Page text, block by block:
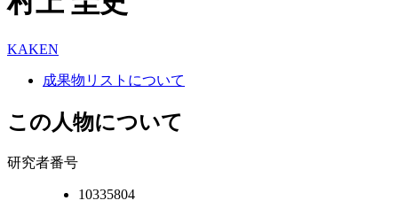
KAKEN
成果物リストについて
この人物について
研究者番号
10335804